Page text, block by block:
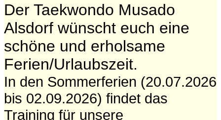
Der Taekwondo Musado
Alsdorf wünscht euch eine
schöne und erholsame
Ferien/Urlaubszeit.
In den Sommerferien (20.07.2026
bis 02.09.2026) findet das
Training für unsere